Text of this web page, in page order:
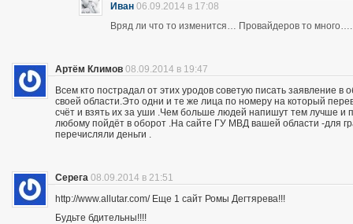
Иван 06.09.2014 в 17:08
Вряд ли что то изменится… Провайдеров то много….
Артём Климов 08.09.2014 в 19:47
Всем кто пострадал от этих уродов советую писать заявление
своей области.Это одни и те же лица по номеру на который
счёт и взять их за уши .Чем больше людей напишут тем лучше и
любому пойдёт в оборот .На сайте ГУ МВД вашей области -для
перечисляли деньги .
Серега 08.09.2014 в 21:51
http://www.allutar.com/ Еще 1 сайт Ромы Дегтярева!!!
Будьте бдительны!!!!